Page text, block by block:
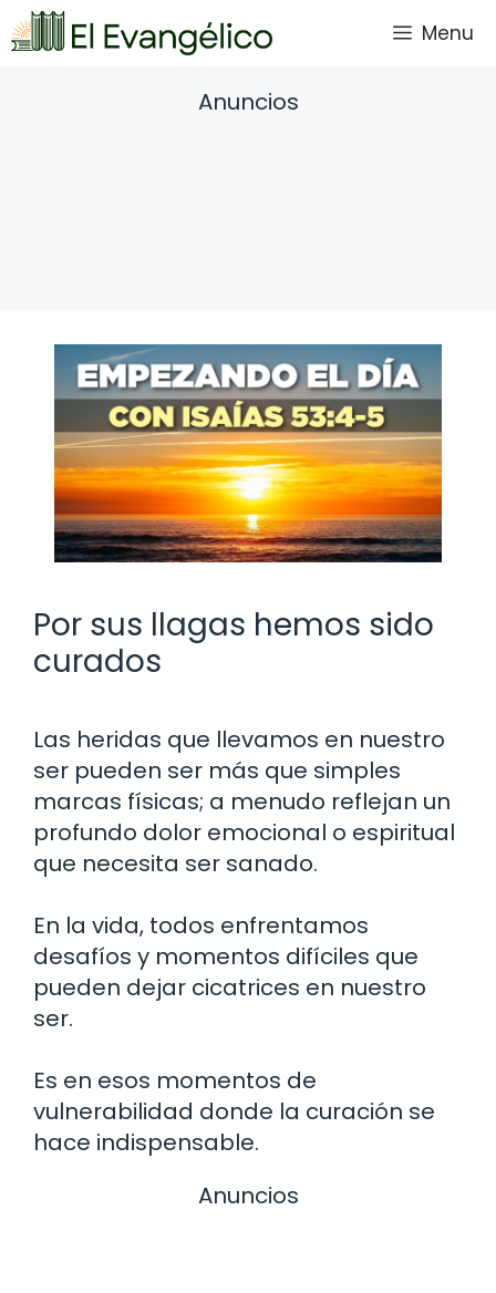
Saltar
al
Menu
Anuncios
Por sus llagas hemos sido
curados
Las heridas que llevamos en nuestro
ser pueden ser más que simples
marcas físicas; a menudo reflejan un
profundo dolor emocional o espiritual
que necesita ser sanado.
En la vida, todos enfrentamos
desafíos y momentos difíciles que
pueden dejar cicatrices en nuestro
ser.
Es en esos momentos de
vulnerabilidad donde la curación se
hace indispensable.
Anuncios